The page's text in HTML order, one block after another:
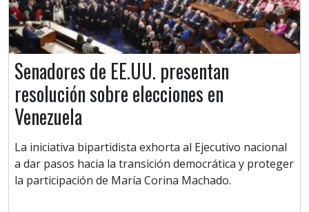
Senadores de EE.UU. presentan
resolución sobre elecciones en
Venezuela
La iniciativa bipartidista exhorta al Ejecutivo nacional
a dar pasos hacia la transición democrática y proteger
la participación de María Corina Machado.